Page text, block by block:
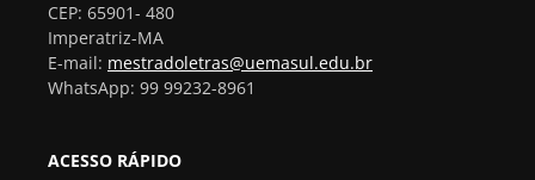
CEP: 65901- 480
Imperatriz-MA
E-mail: mestradoletras@uemasul.edu.br
WhatsApp: 99 99232-8961
ACESSO RÁPIDO